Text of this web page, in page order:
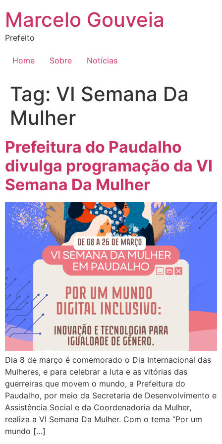
para
conteúdo
Marcelo Gouveia
Prefeito
Home Sobre Notícias
Tag: VI Semana Da
Mulher
Prefeitura do Paudalho
divulga programação da VI
Semana Da Mulher
Dia 8 de março é comemorado o Dia Internacional das
Mulheres, e para celebrar a luta e as vitórias das
guerreiras que movem o mundo, a Prefeitura do
Paudalho, por meio da Secretaria de Desenvolvimento e
Assistência Social e da Coordenadoria da Mulher,
realiza a VI Semana Da Mulher. Com o tema “Por um
mundo […]